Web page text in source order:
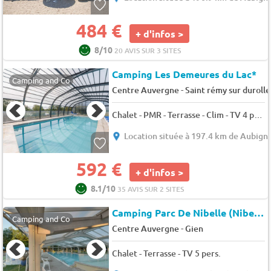
484 € + d'infos >
8/10 20 AVIS SUR 3 SITES
Camping and Co Camping Les Demeures du Lac*
Centre Auvergne-Saint rémy sur durolle
Chalet - PMR - Terrasse - Clim - TV 4 pers.
Location située à 197.4 km de
592 € + d'infos >
8.1/10 35 AVIS SUR 2 SITES
Camping and Co Camping Parc De Nibelle (Nibelle)
Centre Auvergne-Gien
Chalet - Terrasse - TV 5 pers.